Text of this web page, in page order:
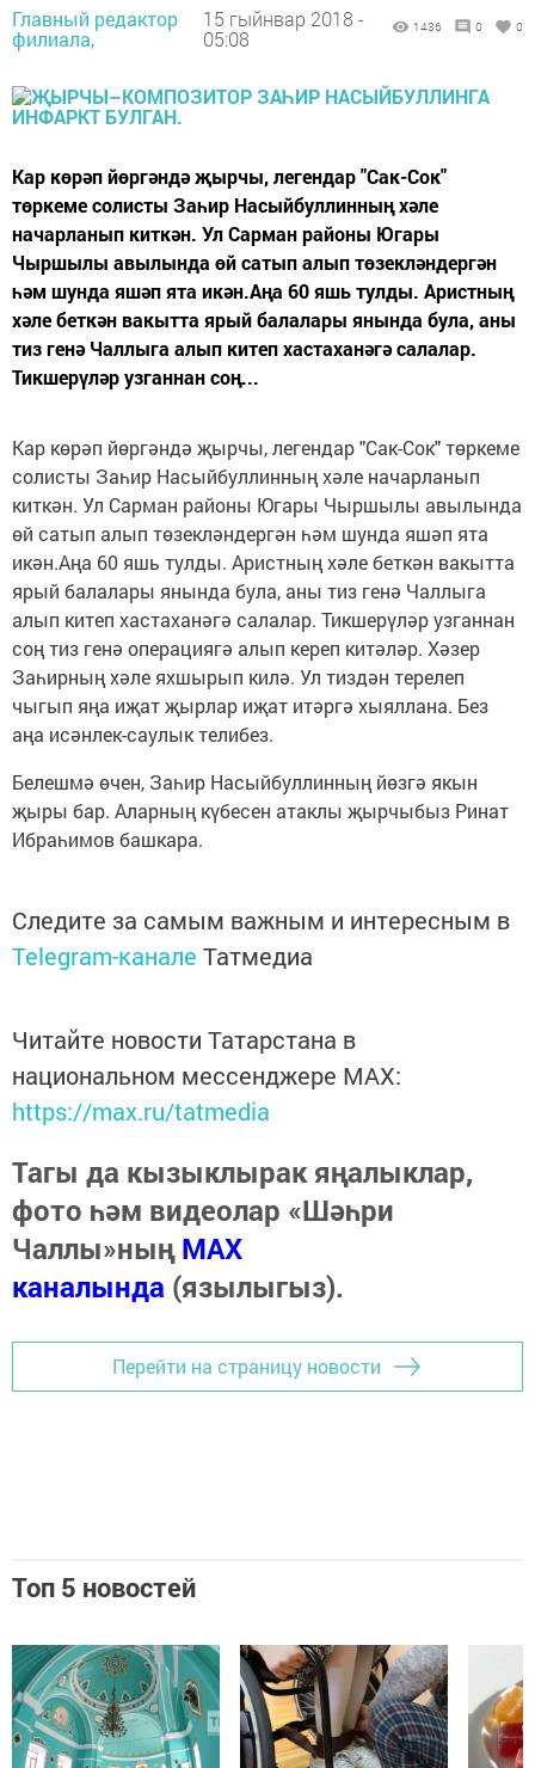
Главный редактор
филиала,
15 гыйнвар 2018 -
05:08
1436 0 0
Кар көрәп йөргәндә җырчы, легендар "Сак-Сок"
төркеме солисты Заһир Насыйбуллинның хәле
начарланып киткән. Ул Сарман районы Югары
Чыршылы авылында өй сатып алып төзекләндергән
һәм шунда яшәп ята икән.Аңа 60 яшь тулды. Аристның
хәле беткән вакытта ярый балалары янында була, аны
тиз генә Чаллыга алып китеп хастаханәгә салалар.
Тикшерүләр узганнан соң...
Кар көрәп йөргәндә җырчы, легендар "Сак-Сок" төркеме
солисты Заһир Насыйбуллинның хәле начарланып
киткән. Ул Сарман районы Югары Чыршылы авылында
өй сатып алып төзекләндергән һәм шунда яшәп ята
икән.Аңа 60 яшь тулды. Аристның хәле беткән вакытта
ярый балалары янында була, аны тиз генә Чаллыга
алып китеп хастаханәгә салалар. Тикшерүләр узганнан
соң тиз генә операциягә алып кереп китәләр. Хәзер
Заһирның хәле яхшырып килә. Ул тиздән терелеп
чыгып яңа иҗат җырлар иҗат итәргә хыяллана. Без
аңа исәнлек-саулык телибез.
Белешмә өчен, Заһир Насыйбуллинның йөзгә якын
җыры бар. Аларның күбесен атаклы җырчыбыз Ринат
Ибраһимов башкара.
Следите за самым важным и интересным в
Telegram-канале Татмедиа
Читайте новости Татарстана в
национальном мессенджере MАХ:
https://max.ru/tatmedia
Тагы да кызыклырак яңалыклар,
фото һәм видеолар «Шәһри
Чаллы»ныңMAX
каналында (язылыгыз).
Перейти на страницу новости
Топ 5 новостей